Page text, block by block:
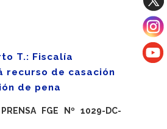
T.: Fiscalía
recurso de casación
de pena
FGE Nº 1029-DC-